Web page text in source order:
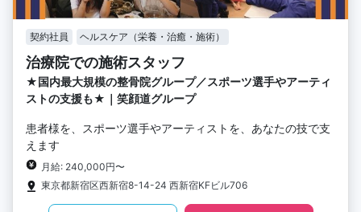
契約社員 ヘルスケア（栄養・治癒・施術）
治療院での施術スタッフ
★国内最大規模の整骨院グループ／スポーツ選手やアーティ
ストの支援も★｜笑顔道グループ
患者様を、スポーツ選手やアーティストを、あなたの技で支
えます
月給: 240,000円〜
東京都新宿区西新宿8-14-24 西新宿KFビル706